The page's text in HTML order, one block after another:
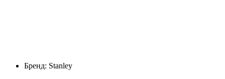
Бренд: Stanley